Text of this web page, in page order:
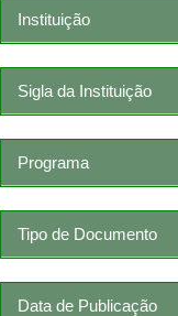
Instituição
Sigla da Instituição
Programa
Tipo de Documento
Data de Publicação